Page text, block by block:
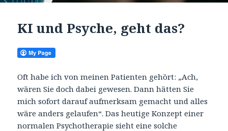
KI und Psyche, geht das?
Oft habe ich von meinen Patienten gehört: „Ach,
wären Sie doch dabei gewesen. Dann hätten Sie
mich sofort darauf aufmerksam gemacht und alles
wäre anders gelaufen“. Das heutige Konzept einer
normalen Psychotherapie sieht eine solche